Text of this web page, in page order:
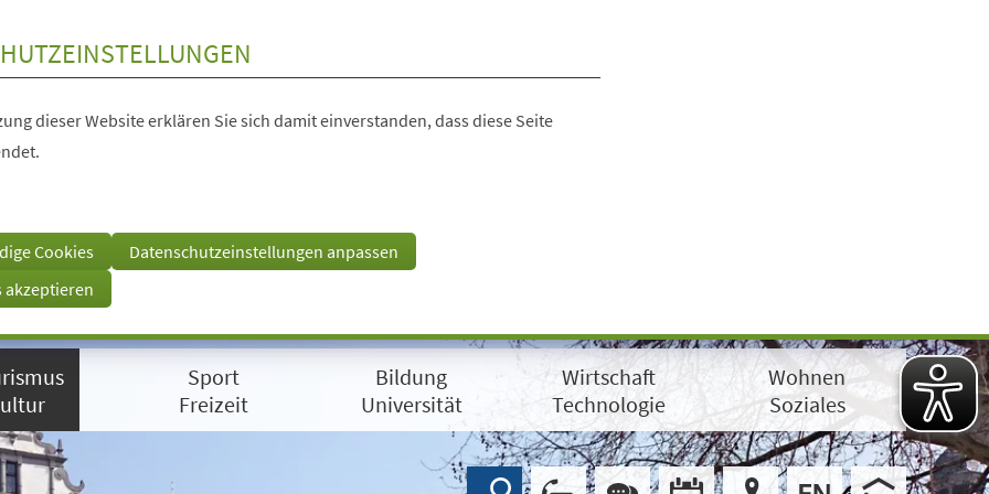
dieser Website erklären Sie sich damit einverstanden, dass diese Seite
Cookies
Datenschutzeinstellungen anpassen
akzeptieren
Sport
Freizeit
Bildung
Universität
Wirtschaft
Technologie
Wohnen
Soziales